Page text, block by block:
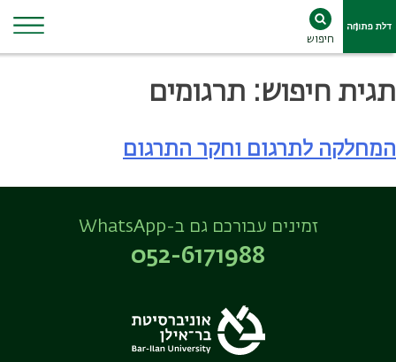
Skip
to
חיפוש
תגית חיפוש: תרגומים
המחלקה לתרגום וחקר התרגום
זמינים עבורכם גם ב-WhatsApp
052-6171988